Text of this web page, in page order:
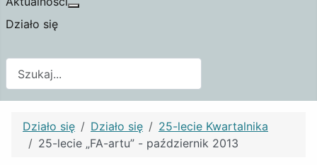
Działo się
Działo się Działo się
25-lecie Kwartalnika
25-lecie „FA-artu” - październik 2013